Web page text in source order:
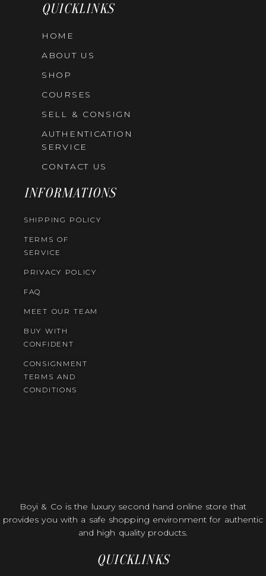
QUICKLINKS
HOME
ABOUT US
SHOP
COURSES
SELL & CONSIGN
AUTHENTICATION
SERVICE
CONTACT US
INFORMATIONS
SHIPPING POLICY
TERMS OF
SERVICE
PRIVACY POLICY
FAQ
MEET OUR TEAM
BUY WITH
CONFIDENT
CONSIGNMENT
TERMS AND
CONDITIONS
Boyi & Co is the luxury second hand online store that
provides you with a safe shopping environment for authentic
and high quality products.
QUICKLINKS